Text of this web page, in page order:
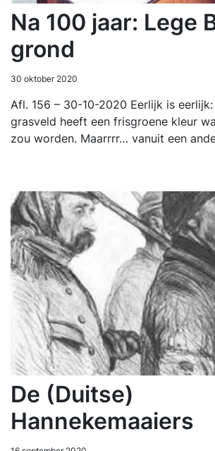
Na 100 jaar: Lege
grond
30 oktober 2020
Afl. 156 – 30-10-2020 Eerlijk is
grasveld heeft een frisgroene kleur
zou worden. Maarrrr… vanuit een
De (Duitse)
Hannekemaaiers